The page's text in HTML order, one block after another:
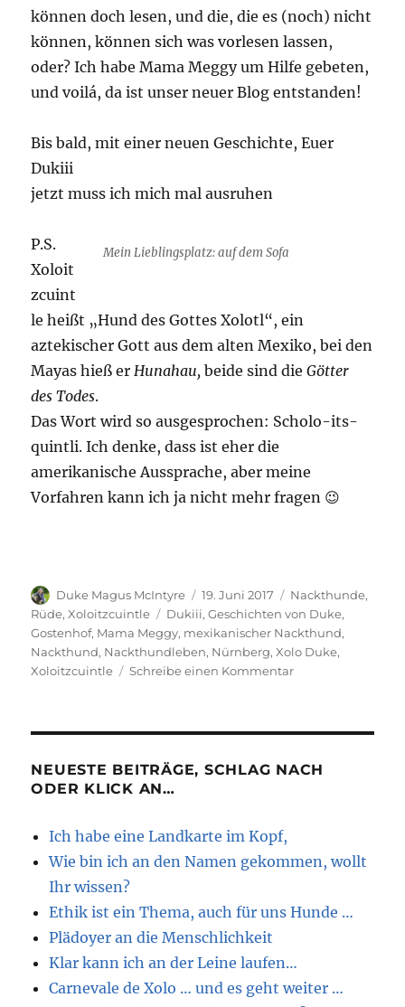
können doch lesen, und die, die es (noch) nicht
können, können sich was vorlesen lassen,
oder? Ich habe Mama Meggy um Hilfe gebeten,
und voilá, da ist unser neuer Blog entstanden!
Bis bald, mit einer neuen Geschichte, Euer
Dukiii
jetzt muss ich mich mal ausruhen
Mein Lieblingsplatz: auf dem Sofa
P.S.
Xoloit
zcuint
le heißt „Hund des Gottes Xolotl“, ein
aztekischer Gott aus dem alten Mexiko, bei den
Mayas hieß er Hunahau,beide sind die Götter
des Todes.
Das Wort wird so ausgesprochen: Scholo-its-
quintli. Ich denke, dass ist eher die
amerikanische Aussprache, aber meine
Vorfahren kann ich ja nicht mehr fragen 😉
Autor
Duke Magus McIntyre
Veröffentlicht
am
19. Juni 2017 Kategorien
Nackthunde,
Rüde,Xoloitzcuintle Schlagwörter
Dukiii,Geschichten von Duke,
Gostenhof, Mama Meggy, mexikanischer Nackthund,
Nackthund, Nackthundleben, Nürnberg,Xolo Duke,
Xoloitzcuintle
Schreibe einen Kommentarzu
NEUESTE BEITRÄGE, SCHLAG NACH
ODER KLICK AN…
Ich habe eine Landkarte im Kopf,
Wie bin ich an den Namen gekommen, wollt
Ihr wissen?
Ethik ist ein Thema, auch für uns Hunde …
Plädoyer an die Menschlichkeit
Klar kann ich an der Leine laufen…
Carnevale de Xolo … und es geht weiter …